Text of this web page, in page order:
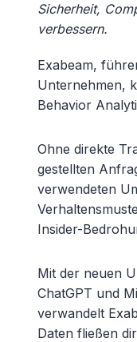
Sicherheit,
verbessern.
Exabeam,
Unternehmen,
Behavior
Ohne direkte
gestellten
verwendeten
Insider-
Mit der neuen
ChatGPT und
verwandelt
Daten fließen